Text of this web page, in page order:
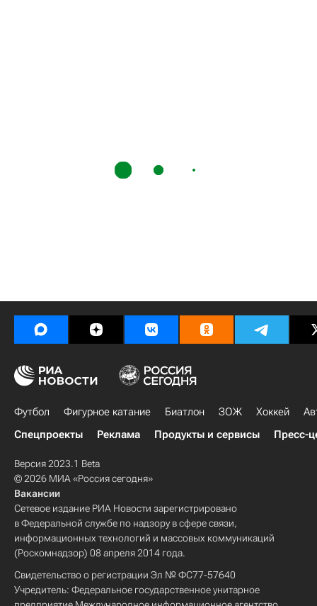
Футбол Фигурное катание Биатлон ЗОЖ Хоккей
Спецпроекты
Реклама Продукты и сервисы Пресс-
Версия 2023.1 Beta
© 2026 МИА «Россия сегодня»
Вакансии
Сетевое издание РИА Новости зарегистрировано
в Федеральной службе по надзору в сфере связи,
информационных технологий и массовых коммуникаций
(Роскомнадзор) 08 апреля 2014 года.
Свидетельство о регистрации Эл № ФС77-57640
Учредитель: Федеральное государственное унитарное